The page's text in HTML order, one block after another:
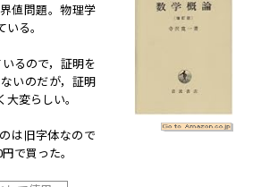
値問題。物理学
る。
るので，証明を
いのだが，証明
変らしい。
は旧字体なので
で買った。